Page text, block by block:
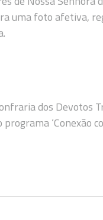
uma foto afetiva,
dos Devotos
‘Conexão